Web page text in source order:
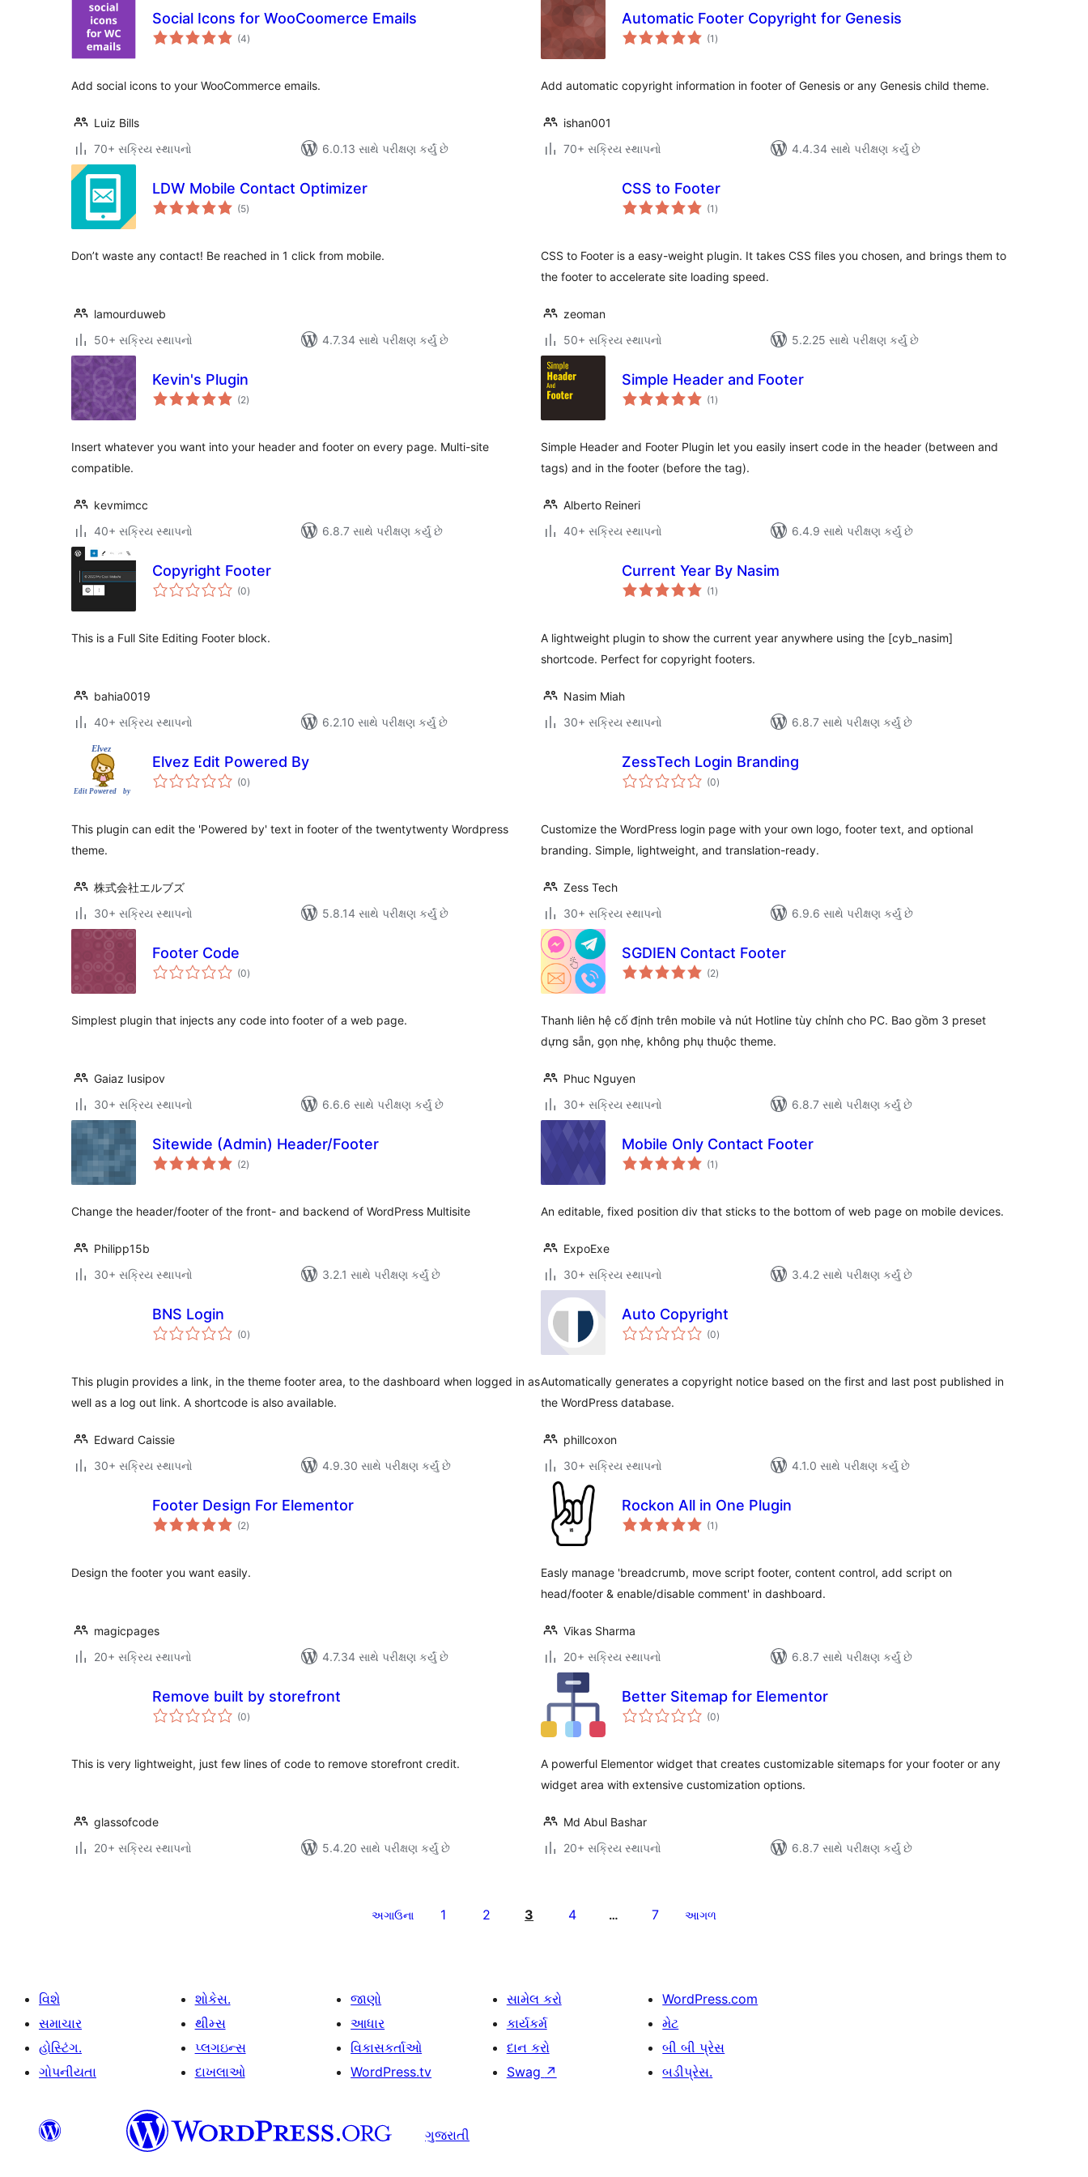
Social Icons for WooCoomerce Emails
(4કુલ
રેટિંગ્સ
)
Add social icons to your WooCommerce emails.
Luiz Bills
70+ સક્રિય સ્થાપનો
6.0.13 સાથે પરીક્ષણ કર્યું છે
Automatic Footer Copyright for Genesis
(1 કુલ
રેટિંગ્સ
)
Add automatic copyright information in footer of Genesis or any Genesis child theme.
ishan001
70+ સક્રિય સ્થાપનો
4.4.34 સાથે પરીક્ષણ કર્યું છે
LDW Mobile Contact Optimizer
(5કુલ
રેટિંગ્સ
)
Don’t waste any contact! Be reached in 1 click from mobile.
lamourduweb
50+ સક્રિય સ્થાપનો
4.7.34 સાથે પરીક્ષણ કર્યું છે
CSS to Footer
(1 કુલ
રેટિંગ્સ
)
CSS to Footer is a easy-weight plugin. It takes CSS files you chosen, and brings them to
the footer to accelerate site loading speed.
zeoman
50+ સક્રિય સ્થાપનો
5.2.25 સાથે પરીક્ષણ કર્યું છે
Kevin's Plugin
(2કુલ
રેટિંગ્સ
)
Insert whatever you want into your header and footer on every page. Multi-site
compatible.
kevmimcc
40+ સક્રિય સ્થાપનો
6.8.7 સાથે પરીક્ષણ કર્યું છે
Simple Header and Footer
(1 કુલ
રેટિંગ્સ
)
Simple Header and Footer Plugin let you easily insert code in the header (between and
tags) and in the footer (before the tag).
Alberto Reineri
40+ સક્રિય સ્થાપનો
6.4.9 સાથે પરીક્ષણ કર્યું છે
Copyright Footer
(0કુલ
રેટિંગ્સ
)
This is a Full Site Editing Footer block.
bahia0019
40+ સક્રિય સ્થાપનો
6.2.10 સાથે પરીક્ષણ કર્યું છે
Current Year By Nasim
(1 કુલ
રેટિંગ્સ
)
A lightweight plugin to show the current year anywhere using the [cyb_nasim]
shortcode. Perfect for copyright footers.
Nasim Miah
30+ સક્રિય સ્થાપનો
6.8.7 સાથે પરીક્ષણ કર્યું છે
Elvez Edit Powered By
(0કુલ
રેટિંગ્સ
)
This plugin can edit the 'Powered by' text in footer of the twentytwenty Wordpress
theme.
株式会社エルブズ
30+ સક્રિય સ્થાપનો
5.8.14 સાથે પરીક્ષણ કર્યું છે
ZessTech Login Branding
(0કુલ
રેટિંગ્સ
)
Customize the WordPress login page with your own logo, footer text, and optional
branding. Simple, lightweight, and translation-ready.
Zess Tech
30+ સક્રિય સ્થાપનો
6.9.6 સાથે પરીક્ષણ કર્યું છે
Footer Code
(0કુલ
રેટિંગ્સ
)
Simplest plugin that injects any code into footer of a web page.
Gaiaz Iusipov
30+ સક્રિય સ્થાપનો
6.6.6 સાથે પરીક્ષણ કર્યું છે
SGDIEN Contact Footer
(2કુલ
રેટિંગ્સ
)
Thanh liên hệ cố định trên mobile và nút Hotline tùy chỉnh cho PC. Bao gồm 3 preset
dựng sẵn, gọn nhẹ, không phụ thuộc theme.
Phuc Nguyen
30+ સક્રિય સ્થાપનો
6.8.7 સાથે પરીક્ષણ કર્યું છે
Sitewide (Admin) Header/Footer
(2કુલ
રેટિંગ્સ
)
Change the header/footer of the front- and backend of WordPress Multisite
Philipp15b
30+ સક્રિય સ્થાપનો
3.2.1 સાથે પરીક્ષણ કર્યું છે
Mobile Only Contact Footer
(1 કુલ
રેટિંગ્સ
)
An editable, fixed position div that sticks to the bottom of web page on mobile devices.
ExpoExe
30+ સક્રિય સ્થાપનો
3.4.2 સાથે પરીક્ષણ કર્યું છે
BNS Login
(0કુલ
રેટિંગ્સ
)
This plugin provides a link, in the theme footer area, to the dashboard when logged in as
well as a log out link. A shortcode is also available.
Edward Caissie
30+ સક્રિય સ્થાપનો
4.9.30 સાથે પરીક્ષણ કર્યું છે
Auto Copyright
(0કુલ
રેટિંગ્સ
)
Automatically generates a copyright notice based on the first and last post published in
the WordPress database.
phillcoxon
30+ સક્રિય સ્થાપનો
4.1.0 સાથે પરીક્ષણ કર્યું છે
Footer Design For Elementor
(2કુલ
રેટિંગ્સ
)
Design the footer you want easily.
magicpages
20+ સક્રિય સ્થાપનો
4.7.34 સાથે પરીક્ષણ કર્યું છે
Rockon All in One Plugin
(1 કુલ
રેટિંગ્સ
)
Easly manage 'breadcrumb, move script footer, content control, add script on
head/footer & enable/disable comment' in dashboard.
Vikas Sharma
20+ સક્રિય સ્થાપનો
6.8.7 સાથે પરીક્ષણ કર્યું છે
Remove built by storefront
(0કુલ
રેટિંગ્સ
)
This is very lightweight, just few lines of code to remove storefront credit.
glassofcode
20+ સક્રિય સ્થાપનો
5.4.20 સાથે પરીક્ષણ કર્યું છે
Better Sitemap for Elementor
(0કુલ
રેટિંગ્સ
)
A powerful Elementor widget that creates customizable sitemaps for your footer or any
widget area with extensive customization options.
Md Abul Bashar
20+ સક્રિય સ્થાપનો
6.8.7 સાથે પરીક્ષણ કર્યું છે
અગાઉના 1 2 3 4 … 7 આગળ
વિશે
સમાચાર
હોસ્ટિંગ.
ગોપનીયતા
શોકેસ.
થીમ્સ
પ્લગઇન્સ
દાખલાઓ
જાણો
આધાર
વિકાસકર્તાઓ
WordPress.tv
સામેલ કરો
કાર્યકર્મ
દાન કરો
Swag ↗
WordPress.com
મેટ
બી બી પ્રેસ
બડીપ્રેસ.
ગુજરાતી